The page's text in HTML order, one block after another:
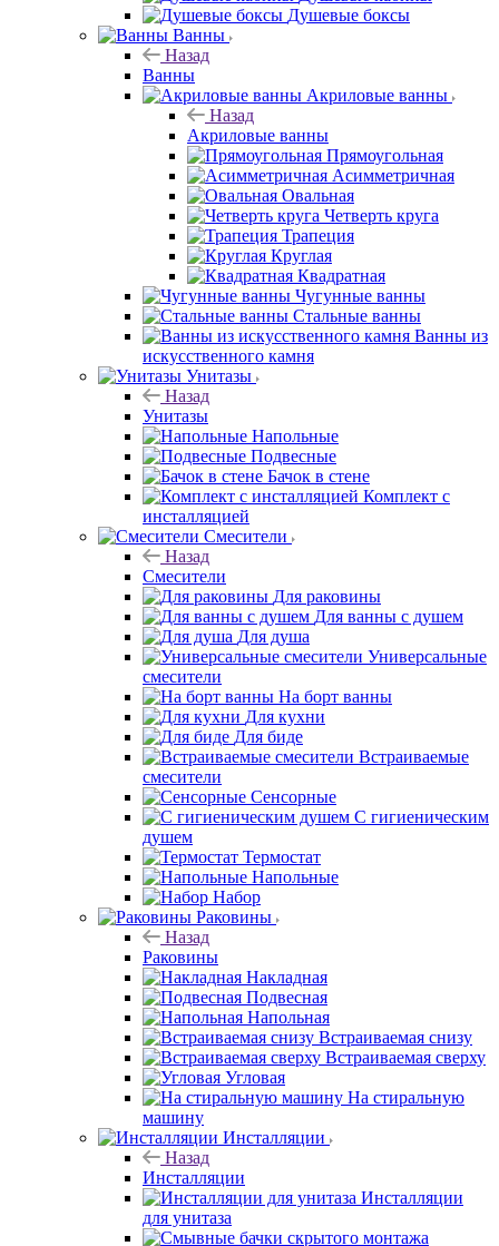
Душевые боксы
Ванны
Назад
Ванны
Акриловые ванны
Назад
Акриловые ванны
Прямоугольная
Асимметричная
Овальная
Четверть круга
Трапеция
Круглая
Квадратная
Чугунные ванны
Стальные ванны
Ванны из
искусственного камня
Унитазы
Назад
Унитазы
Напольные
Подвесные
Бачок в стене
Комплект с
инсталляцией
Смесители
Назад
Смесители
Для раковины
Для ванны с душем
Для душа
Универсальные
смесители
На борт ванны
Для кухни
Для биде
Встраиваемые
смесители
Сенсорные
С гигиеническим
душем
Термостат
Напольные
Набор
Раковины
Назад
Раковины
Накладная
Подвесная
Напольная
Встраиваемая снизу
Встраиваемая сверху
Угловая
На стиральную
машину
Инсталляции
Назад
Инсталляции
Инсталляции
для унитаза